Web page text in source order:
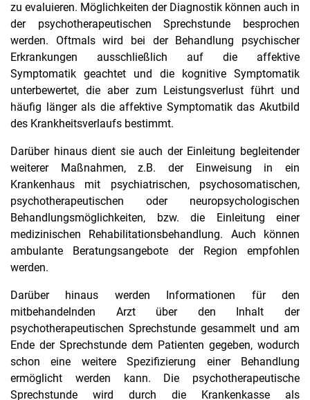
zu evaluieren. Möglichkeiten der Diagnostik können auch in
der psychotherapeutischen Sprechstunde besprochen
werden. Oftmals wird bei der Behandlung psychischer
Erkrankungen ausschließlich auf die affektive
Symptomatik geachtet und die kognitive Symptomatik
unterbewertet, die aber zum Leistungsverlust führt und
häufig länger als die affektive Symptomatik das Akutbild
des Krankheitsverlaufs bestimmt.
Darüber hinaus dient sie auch der Einleitung begleitender
weiterer Maßnahmen, z.B. der Einweisung in ein
Krankenhaus mit psychiatrischen, psychosomatischen,
psychotherapeutischen oder neuropsychologischen
Behandlungsmöglichkeiten, bzw. die Einleitung einer
medizinischen Rehabilitationsbehandlung. Auch können
ambulante Beratungsangebote der Region empfohlen
werden.
Darüber hinaus werden Informationen für den
mitbehandelnden Arzt über den Inhalt der
psychotherapeutischen Sprechstunde gesammelt und am
Ende der Sprechstunde dem Patienten gegeben, wodurch
schon eine weitere Spezifizierung einer Behandlung
ermöglicht werden kann. Die psychotherapeutische
Sprechstunde wird durch die Krankenkasse als